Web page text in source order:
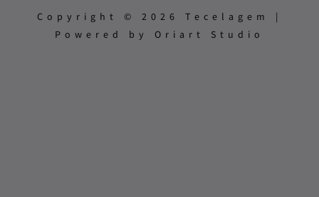
Copyright © 2026 Tecelagem |
Powered by Oriart Studio